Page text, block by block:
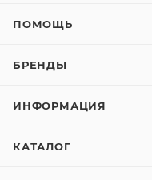
ПОМОЩЬ
БРЕНДЫ
ИНФОРМАЦИЯ
КАТАЛОГ